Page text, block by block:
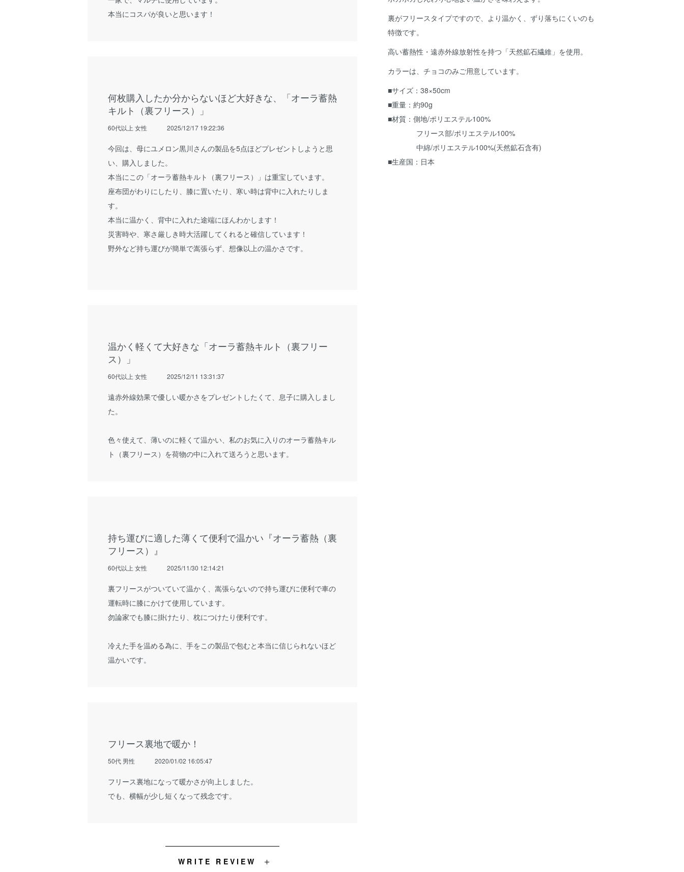
裏がフリースタイプですので、より温かく、ずり落ちにくいのも
特徴です。
高い蓄熱性・遠赤外線放射性を持つ「天然鉱石繊維」を使用。
カラーは、チョコのみご用意しています。
■サイズ：38×50cm
■重量：約90g
■材質：側地/ポリエステル100%
フリース部/ポリエステル100%
中綿/ポリエステル100%(天然鉱石含有)
■生産国：日本
本当にコスパが良いと思います！
何枚購入したか分からないほど大好きな、「オーラ蓄熱
キルト（裏フリース）」
60代以上 女性 2025/12/17 19:22:36
今回は、母にユメロン黒川さんの製品を5点ほどプレゼントしようと思
い、購入しました。
本当にこの「オーラ蓄熱キルト（裏フリース）」は重宝しています。
座布団がわりにしたり、膝に置いたり、寒い時は背中に入れたりしま
す。
本当に温かく、背中に入れた途端にほんわかします！
災害時や、寒さ厳しき時大活躍してくれると確信しています！
野外など持ち運びが簡単で嵩張らず、想像以上の温かさです。
温かく軽くて大好きな「オーラ蓄熱キルト（裏フリー
ス）」
60代以上 女性 2025/12/11 13:31:37
遠赤外線効果で優しい暖かさをプレゼントしたくて、息子に購入しまし
た。
色々使えて、薄いのに軽くて温かい、私のお気に入りのオーラ蓄熱キル
ト（裏フリース）を荷物の中に入れて送ろうと思います。
持ち運びに適した薄くて便利で温かい『オーラ蓄熱（裏
フリース）』
60代以上 女性 2025/11/30 12:14:21
裏フリースがついていて温かく、嵩張らないので持ち運びに便利で車の
運転時に膝にかけて使用しています。
勿論家でも膝に掛けたり、枕につけたり便利です。
冷えた手を温める為に、手をこの製品で包むと本当に信じられないほど
温かいです。
フリース裏地で暖か！
50代 男性 2020/01/02 16:05:47
フリース裏地になって暖かさが向上しました。
でも、横幅が少し短くなって残念です。
WRITE REVIEW